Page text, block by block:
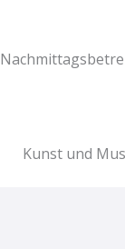
Kunst und